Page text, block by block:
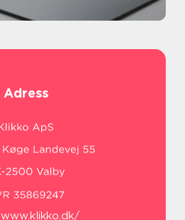
Adress
www.klikko.dk/